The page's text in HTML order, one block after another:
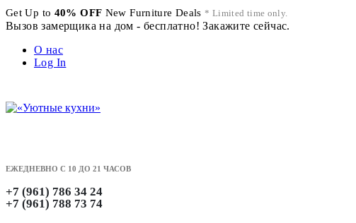
Get Up to 40% OFF New Furniture Deals * Limited time only.
Вызов замерщика на дом - бесплатно! Закажите сейчас.
О нас
Log In
ЕЖЕДНЕВНО С 10 ДО 21 ЧАСОВ
+7 (961) 786 34 24
+7 (961) 788 73 74